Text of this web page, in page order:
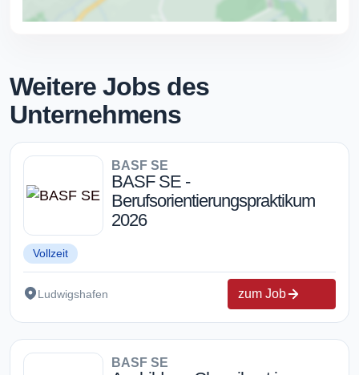
Weitere Jobs des
Unternehmens
BASF SE
BASF SE -
Berufsorientierungspraktikum
2026
Vollzeit
Ludwigshafen zum Job
BASF SE